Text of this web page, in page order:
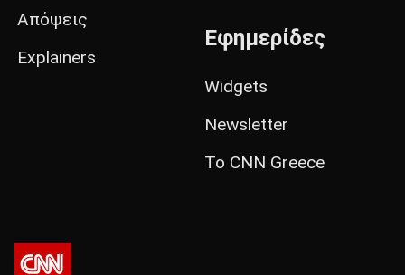
Απόψεις
Explainers
Εφημερίδες
Widgets
Newsletter
Το CNN Greece